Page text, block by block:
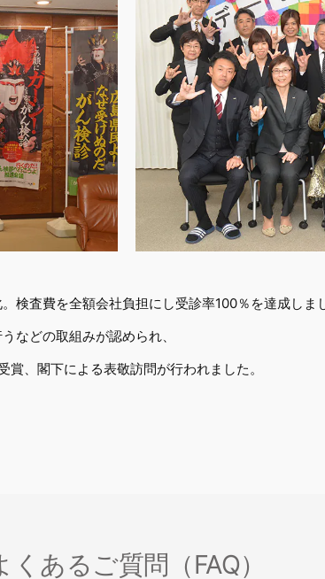
検査費を全額会社負担にし受診率100％を達成しま
などの取組みが認められ、
賞、閣下による表敬訪問が行われました。
くあるご質問（FAQ）